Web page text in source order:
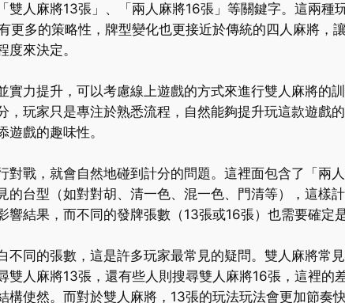
雙人麻將13張」、「兩人麻將16張」等關鍵字。這兩種
更多的策略性，牌型變化也更接近於傳統的四人麻將
度來決定。
實力提升，可以考慮線上遊戲的方式來進行雙人麻將的
，玩家只是專注於熟悉流程，自然能夠提升玩這款遊
遊戲的趣味性。
對戰，就會自然地碰到計分的問題。這裡面包含了「兩
的台型（如對對胡、清一色、混一色、門清等），這樣
響結果，而不同的發牌張數（13張或16張）也需要確定
不同的張數，這是許多玩家最常見的疑問。雙人麻將常
雙人麻將13張，還有些人則搜尋雙人麻將16張，這裡
構使然。而對於雙人麻將，13張的玩法玩法會更加節奏